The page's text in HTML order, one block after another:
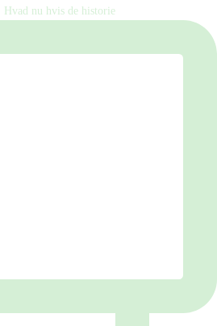
nu hvis de historie